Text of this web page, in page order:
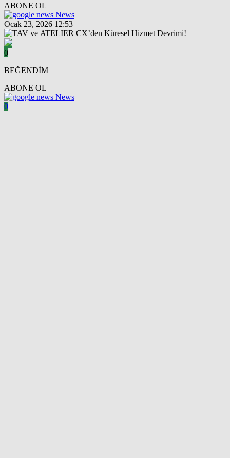
ABONE OL
News
Ocak 23, 2026 12:53
0
BEĞENDİM
ABONE OL
News
0